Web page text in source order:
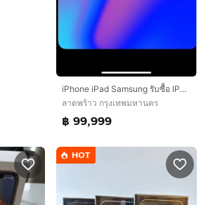
iPhone iPad Samsung รับซื้อ IPHONE 17 PROMAX 16 15,14,13 PROMAX PRO IPAD ทุกรุ่น รับซื้อ SAMSUNG ทุกรุ่น รับซื้อถึงที่ได้เลยครับ ราคาสูงสุด
ลาดพร้าว กรุงเทพมหานคร
฿ 99,999
HOT